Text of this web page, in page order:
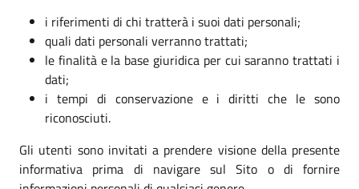
i riferimenti di chi tratterà i suoi dati personali;
quali dati personali verranno trattati;
le finalità e la base giuridica per cui saranno trattati i
dati;
i tempi di conservazione e i diritti che le sono
riconosciuti.
Gli utenti sono invitati a prendere visione della presente
informativa prima di navigare sul Sito o di fornire